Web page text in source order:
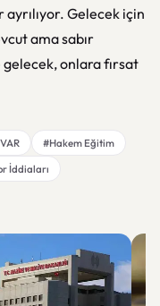
Gelecek için
ama sabır
onlara fırsat
#Hakem Eğitim
İddiaları